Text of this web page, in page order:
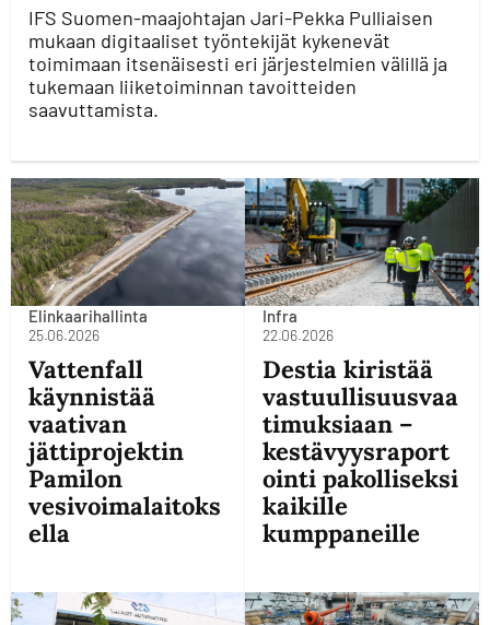
IFS Suomen-maajohtajan Jari-Pekka Pulliaisen
mukaan digitaaliset työntekijät kykenevät
toimimaan itsenäisesti eri järjestelmien välillä ja
tukemaan liiketoiminnan tavoitteiden
saavuttamista.
Elinkaarihallinta
25.06.2026
Vattenfall
käynnistää
vaativan
jättiprojektin
Pamilon
vesivoimalaitoks
ella
Infra
22.06.2026
Destia kiristää
vastuullisuusvaa
timuksiaan –
kestävyysraport
ointi pakolliseksi
kaikille
kumppaneille